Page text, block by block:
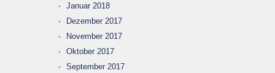
Januar 2018
Dezember 2017
November 2017
Oktober 2017
September 2017